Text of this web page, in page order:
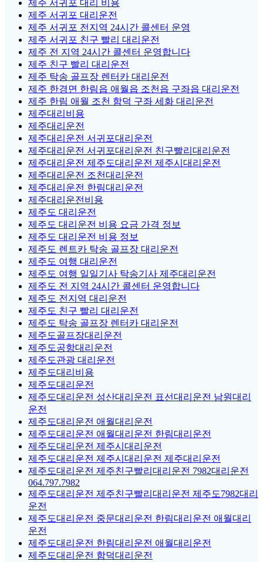
제주 서귀포 대리 비용
제주 서귀포 대리운전
제주 서귀포 전지역 24시간 콜센터 운영
제주 서귀포 친구 빨리 대리운전
제주 전 지역 24시간 콜센터 운영합니다
제주 친구 빨리 대리운전
제주 탁송 골프장 렌터카 대리운전
제주 한경면 한림읍 애월읍 조천읍 구좌읍 대리운전
제주 한림 애월 조천 함덕 구좌 세화 대리운전
제주대리비용
제주대리운전
제주대리운전 서귀포대리운전
제주대리운전 서귀포대리운전 친구빨리대리운전
제주대리운전 제주도대리운전 제주시대리운전
제주대리운전 조천대리운전
제주대리운전 한림대리운전
제주대리운전비용
제주도 대리운전
제주도 대리운전 비용 요금 가격 정보
제주도 대리운전 비용 정보
제주도 렌트카 탁송 골프장 대리운전
제주도 여행 대리운전
제주도 여행 일일기사 탁송기사 제주대리운전
제주도 전 지역 24시간 콜센터 운영합니다
제주도 전지역 대리운전
제주도 친구 빨리 대리운전
제주도 탁송 골프장 렌터카 대리운전
제주도골프장대리운전
제주도공항대리운전
제주도관광 대리운전
제주도대리비용
제주도대리운전
제주도대리운전 성산대리운전 표선대리운전 남원대리
운전
제주도대리운전 애월대리운전
제주도대리운전 애월대리운전 한림대리운전
제주도대리운전 제주시대리운전
제주도대리운전 제주시대리운전 제주대리운전
제주도대리운전 제주친구빨리대리운전 7982대리운전
064.797.7982
제주도대리운전 제주친구빨리대리운전 제주도7982대리
운전
제주도대리운전 중문대리운전 한림대리운전 애월대리
운전
제주도대리운전 한림대리운전 애월대리운전
제주도대리운전 함덕대리운전